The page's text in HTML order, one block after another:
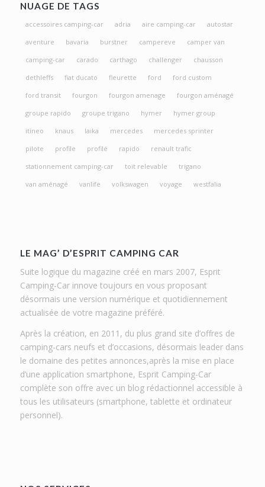
NUAGE DE TAGS
accessoires camping-car adria aire camping-car
autostar
aventure
bavaria burstner campereve
camper van
camping-car
carado carthago challenger
chausson
dethleffs
fiat ducato fleurette ford
ford custom
ford transit
fourgon fourgon amenage
fourgon aménagé
groupe rapido
groupe trigano hymer
hymer group
itineo
knaus laika mercedes
mercedes sprinter
pilote
profile profilé rapido
renault trafic
stationnement camping-car
toit relevable
trigano
van aménagé
vanlife volkswagen voyage westfalia
LE MAG’ D’ESPRIT CAMPING CAR
Suite logique du magazine créé en mars 2007, Esprit
Camping-Car innove toujours en vous proposant
désormais une version numérique et quotidiennement
actualisée de votre magazine préféré.
Après la création, en 2011, du plus grand site d’offres de
camping-cars neufs et d’occasions, désormais leader dans
le domaine des petites annonces,après la mise en place
d’une application smartphone, Esprit Camping-Car
complète son offre avec un blog rédactionnel accessible à
tous les utilisateurs (smartphone, tablette et ordinateur
personnel).